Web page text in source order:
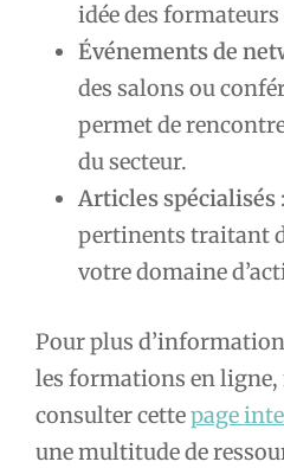
idée des
Événements de
des salons ou
permet de
du secteur.
Articles spécialisés
pertinents traitant
votre domaine
Pour plus
les formations en ligne,
consulter cettepage
une multitude de